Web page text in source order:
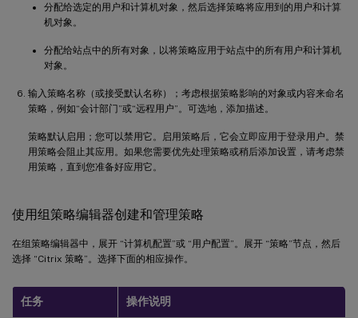
分配给选定的用户和计算机对象，然后选择策略将应用到的用户和计算
机对象。
分配给站点中的所有对象，以将策略应用于站点中的所有用户和计算机
对象。
输入策略名称（或接受默认名称）；考虑根据策略影响的对象或内容来命名
策略，例如“会计部门”或“远程用户”。可选地，添加描述。
策略默认启用；您可以禁用它。启用策略后，它会立即应用于登录用户。禁
用策略会阻止其应用。如果您需要优先处理策略或稍后添加设置，请考虑禁
用策略，直到您准备好应用它。
使用组策略编辑器创建和管理策略
在组策略编辑器中，展开 “计算机配置”或 “用户配置”。展开 “策略”节点，然后
选择 “Citrix 策略”。选择下面的相应操作。
任务 操作说明